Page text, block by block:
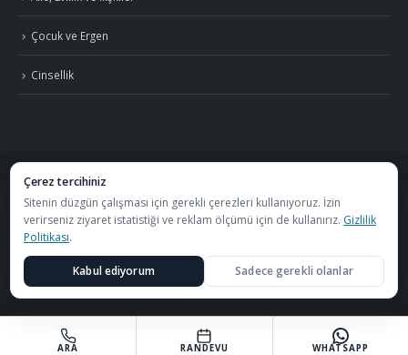
Çocuk ve Ergen
Cinsellik
©2026 Uzm. Psk. Kemal Özcan. Tüm hakları saklıdır. · Gizlilik Politikası ve KVKK
S.S.S.
GörüşmelerÖzel Metafor Aile Danışma Merkezibünyesinde
yapılmaktadır.
Çerez tercihiniz
Sitenin düzgün çalışması için gerekli çerezleri kullanıyoruz. İzin
verirseniz ziyaret istatistiği ve reklam ölçümü için de kullanırız. Gizlilik
Politikası.
Kabul ediyorum Sadece gerekli olanlar
ARA WHATSAPP
RANDEVU